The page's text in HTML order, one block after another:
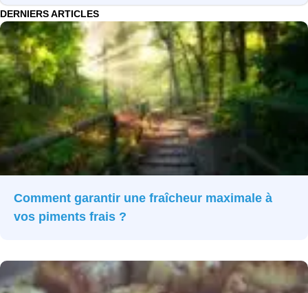
DERNIERS ARTICLES
Comment garantir une fraîcheur maximale à
vos piments frais ?